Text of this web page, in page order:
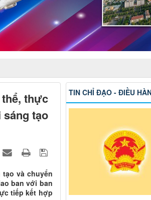
thực
tạo
tạo và chuyển
ban với ban
tiếp kết hợp
TIN CHỈ ĐẠO - ĐIỀU